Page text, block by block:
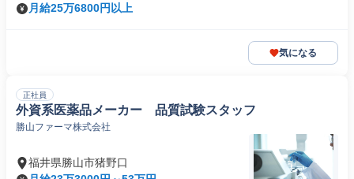
月給25万6800円以上
気になる
正社員
外資系医薬品メーカー 品質試験スタッフ
勝山ファーマ株式会社
福井県勝山市猪野口